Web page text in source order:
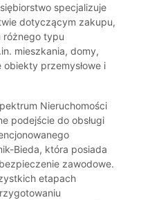
specjalizuje
dotyczącym zakupu,
różnego typu
mieszkania, domy,
przemysłowe i
Nieruchomości
podejście do obsługi
Bieda, która posiada
zawodowe.
etapach